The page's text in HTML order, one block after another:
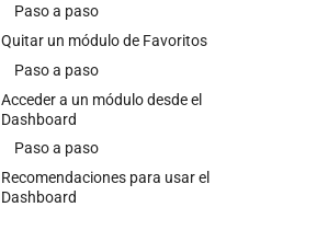
Paso a paso
Quitar un módulo de Favoritos
Paso a paso
Acceder a un módulo desde el
Dashboard
Paso a paso
Recomendaciones para usar el
Dashboard